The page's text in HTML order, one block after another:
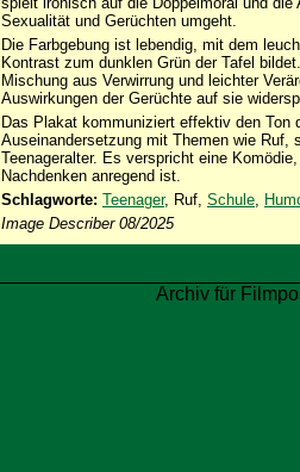
Sexualität und Gerüchten umgeht.
Die Farbgebung ist lebendig, mit dem
Kontrast zum dunklen Grün der Tafel
Mischung aus Verwirrung und leichter
Auswirkungen der Gerüchte auf sie
Das Plakat kommuniziert effektiv den
Auseinandersetzung mit Themen wie Ruf,
Teenageralter. Es verspricht eine
Nachdenken anregend ist.
Schlagworte: Teenager, Ruf, Schule,
Image Describer 08/2025
Archiv für